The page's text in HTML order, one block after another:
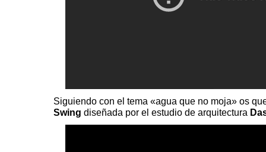
Siguiendo con el tema «agua que no moja» os
Swing diseñada por el estudio de arquitectura